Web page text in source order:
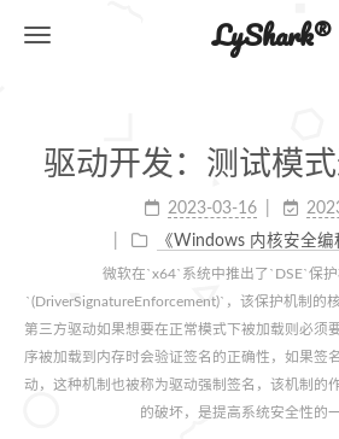
LyShark®
驱动开发：测试模
2023-03-16
《Windows 内核安全编
微软在`x64`系统中推出了`DSE`保护
`(DriverSignatureEnforcement)`，该保护机制的
第三方驱动如果想要在正常模式下被加载则必须
序被加载到内存时会验证签名的正确性，如果签
动，这种机制也被称为驱动强制签名，该机制的
的破坏，是提高系统安全性的